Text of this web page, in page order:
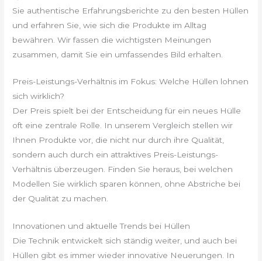
Sie authentische Erfahrungsberichte zu den besten Hüllen
und erfahren Sie, wie sich die Produkte im Alltag
bewähren. Wir fassen die wichtigsten Meinungen
zusammen, damit Sie ein umfassendes Bild erhalten.
Preis-Leistungs-Verhältnis im Fokus: Welche Hüllen lohnen
sich wirklich?
Der Preis spielt bei der Entscheidung für ein neues Hülle
oft eine zentrale Rolle. In unserem Vergleich stellen wir
Ihnen Produkte vor, die nicht nur durch ihre Qualität,
sondern auch durch ein attraktives Preis-Leistungs-
Verhältnis überzeugen. Finden Sie heraus, bei welchen
Modellen Sie wirklich sparen können, ohne Abstriche bei
der Qualität zu machen.
Innovationen und aktuelle Trends bei Hüllen
Die Technik entwickelt sich ständig weiter, und auch bei
Hüllen gibt es immer wieder innovative Neuerungen. In